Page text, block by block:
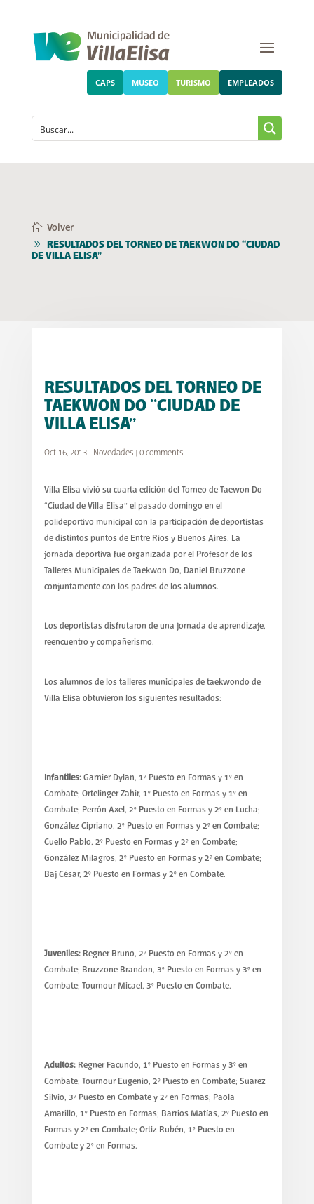
CAPS MUSEO TURISMO EMPLEADOS
Volver
RESULTADOS DEL TORNEO DE TAEKWON DO “CIUDAD
DE VILLA ELISA”
RESULTADOS DEL TORNEO DE
TAEKWON DO “CIUDAD DE
VILLA ELISA”
Oct 16, 2013| Novedades| 0 comments
Villa Elisa vivió su cuarta edición del Torneo de Taewon Do
“Ciudad de Villa Elisa” el pasado domingo en el
polideportivo municipal con la participación de deportistas
de distintos puntos de Entre Ríos y Buenos Aires. La
jornada deportiva fue organizada por el Profesor de los
Talleres Municipales de Taekwon Do, Daniel Bruzzone
conjuntamente con los padres de los alumnos.
Los deportistas disfrutaron de una jornada de aprendizaje,
reencuentro y compañerismo.
Los alumnos de los talleres municipales de taekwondo de
Villa Elisa obtuvieron los siguientes resultados:
Infantiles:Garnier Dylan, 1° Puesto en Formas y 1° en
Combate; Ortelinger Zahir, 1° Puesto en Formas y 1° en
Combate; Perrón Axel, 2° Puesto en Formas y 2° en Lucha;
González Cipriano, 2° Puesto en Formas y 2° en Combate;
Cuello Pablo, 2° Puesto en Formas y 2° en Combate;
González Milagros, 2° Puesto en Formas y 2° en Combate;
Baj César, 2° Puesto en Formas y 2° en Combate.
Juveniles:Regner Bruno, 2° Puesto en Formas y 2° en
Combate; Bruzzone Brandon, 3° Puesto en Formas y 3° en
Combate; Tournour Micael, 3° Puesto en Combate.
Adultos:Regner Facundo, 1° Puesto en Formas y 3° en
Combate; Tournour Eugenio, 2° Puesto en Combate; Suarez
Silvio, 3° Puesto en Combate y 2° en Formas; Paola
Amarillo, 1° Puesto en Formas; Barrios Matías, 2° Puesto en
Formas y 2° en Combate; Ortiz Rubén, 1° Puesto en
Combate y 2° en Formas.